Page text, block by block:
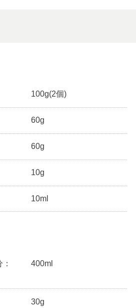
100g(2個)
60g
60g
10g
10ml
400ml
30g